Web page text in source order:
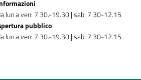
lun a ven: 7.30.-19.30 | sab: 7.30-12.15
pubblico
lun a ven: 7.30.-19.30 | sab: 7.30-12.15